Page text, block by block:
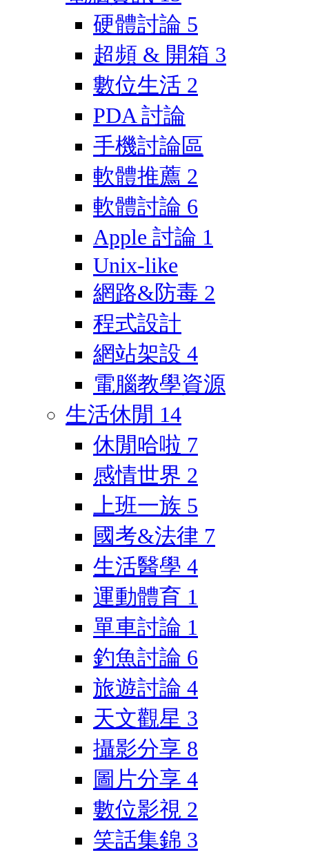
硬體討論 5
超頻 & 開箱 3
數位生活 2
PDA 討論
手機討論區
軟體推薦 2
軟體討論 6
Apple 討論 1
Unix-like
網路&防毒 2
程式設計
網站架設 4
電腦教學資源
生活休閒 14
休閒哈啦 7
感情世界 2
上班一族 5
國考&法律 7
生活醫學 4
運動體育 1
單車討論 1
釣魚討論 6
旅遊討論 4
天文觀星 3
攝影分享 8
圖片分享 4
數位影視 2
笑話集錦 3